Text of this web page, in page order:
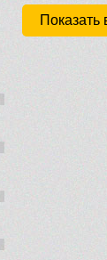
Показать